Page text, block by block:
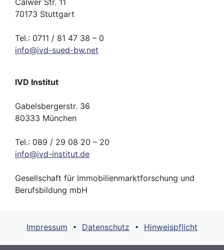
Calwer Str. 11
70173 Stuttgart
Tel.: 0711 / 81 47 38 – 0
info@ivd-sued-bw.net
IVD Institut
Gabelsbergerstr. 36
80333 München
Tel.: 089 / 29 08 20 – 20
info@ivd-institut.de
Gesellschaft für Immobilienmarktforschung und
Berufsbildung mbH
Impressum • Datenschutz • Hinweispflicht